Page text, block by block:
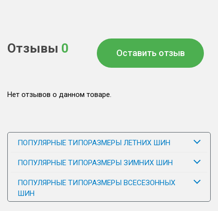
Отзывы 0 Оставить отзыв
Нет отзывов о данном товаре.
ПОПУЛЯРНЫЕ ТИПОРАЗМЕРЫ ЛЕТНИХ ШИН
ПОПУЛЯРНЫЕ ТИПОРАЗМЕРЫ ЗИМНИХ ШИН
ПОПУЛЯРНЫЕ ТИПОРАЗМЕРЫ ВСЕСЕЗОННЫХ
ШИН